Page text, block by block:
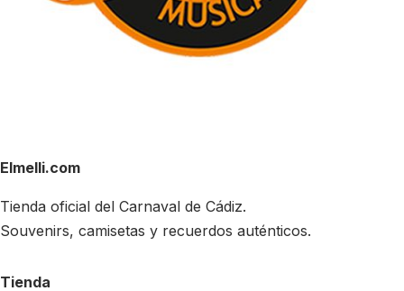
Elmelli.com
Tienda oficial del Carnaval de Cádiz.
Souvenirs, camisetas y recuerdos auténticos.
Tienda